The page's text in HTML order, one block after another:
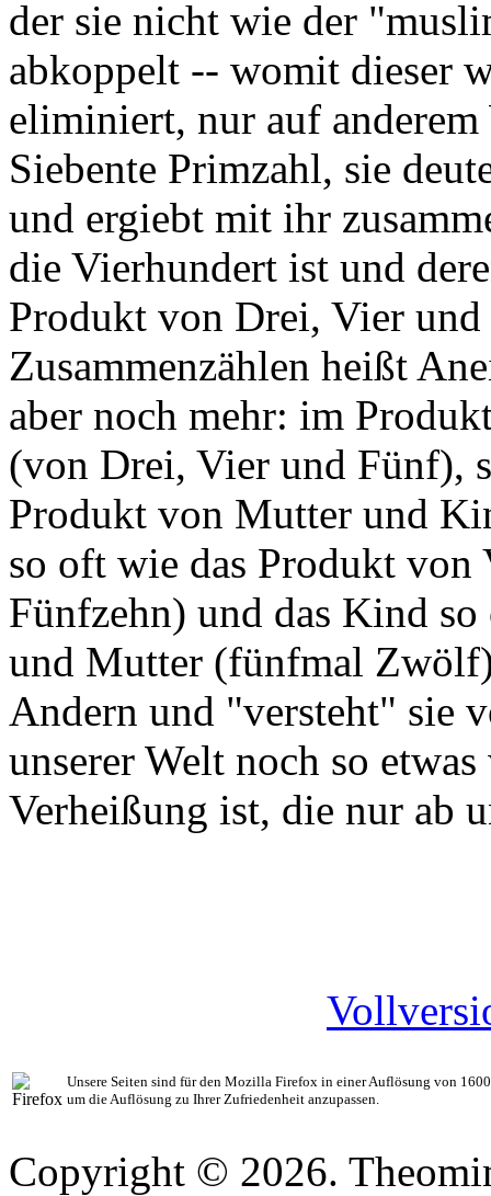
der sie nicht wie der
abkoppelt -- womit dieser
eliminiert, nur auf
Siebente Primzahl, sie
und ergiebt mit ihr
die Vierhundert ist und
Produkt von Drei, Vier
Zusammenzählen heißt
aber noch mehr: im
(von Drei, Vier und Fünf),
Produkt von Mutter und
so oft wie das Produkt
Fünfzehn) und das Kind
und Mutter (fünfmal
Andern und "versteht" sie
unserer Welt noch so
Verheißung ist, die nur ab
Unsere Seiten sind für den Mozilla Firefox in einer Auflösung von
um die Auflösung zu Ihrer Zufriedenheit anzupassen.
Copyright © 2026.